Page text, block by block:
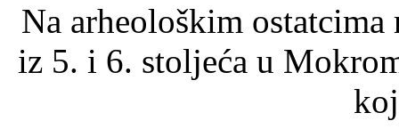
Na arheološkim
iz 5. i 6. stoljeća u